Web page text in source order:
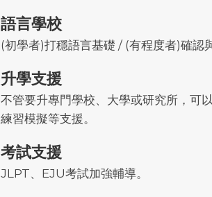
語言學校
(初學者)打穩語言基礎 / (有程度者)確認
升學支援
不管要升專門學校、大學或研究所，可
練習模擬等支援。
考試支援
JLPT、EJU考試加強輔導。